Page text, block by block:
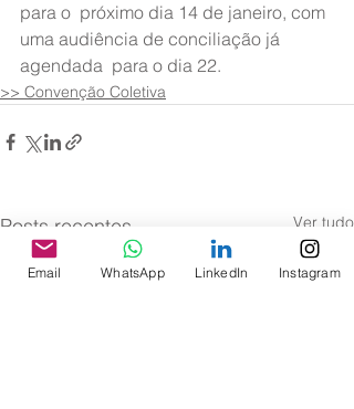
para o  próximo dia 14 de janeiro, com
uma audiência de conciliação já
agendada  para o dia 22.
>> Convenção Coletiva
Posts recentes Ver tudo
Email WhatsApp LinkedIn Instagram